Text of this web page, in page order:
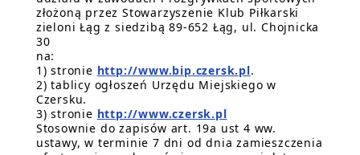
złożoną przez Stowarzyszenie Klub Piłkarski
zieloni Łąg z siedzibą 89-652 Łąg, ul. Chojnicka
30
na:
1) stronie http://www.bip.czersk.pl.
2) tablicy ogłoszeń Urzędu Miejskiego w
Czersku.
3) stronie http://www.czersk.pl
Stosownie do zapisów art. 19a ust 4 ww.
ustawy, w terminie 7 dni od dnia zamieszczenia